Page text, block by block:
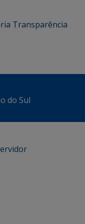
Transparência
do Sul